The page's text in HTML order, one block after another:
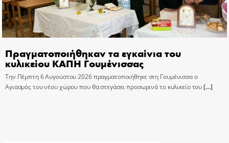
Πραγματοποιήθηκαν τα εγκαίνια του
κυλικείου ΚΑΠΗ Γουμένισσας
Την Πέμπτη 6 Αυγούστου 2026 πραγματοποιήθηκε στη Γουμένισσα ο
Αγιασμός του νέου χώρου που θα στεγάσει προσωρινά το κυλικείο του[…]